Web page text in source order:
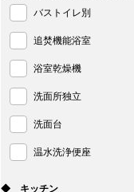
バストイレ別
追焚機能浴室
浴室乾燥機
洗面所独立
洗面台
温水洗浄便座
◆ キッチン